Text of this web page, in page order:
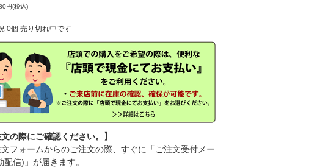
円(税込)
0個 売り切れ中です
文の際にご確認ください。】
フォームからのご注文の際、すぐに「ご注文受付メー
配信)」が届きます。